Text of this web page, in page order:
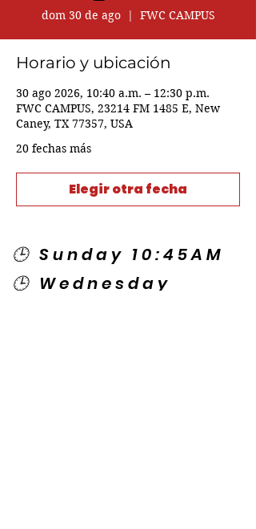
dom 30 de ago
  |
FWC CAMPUS
Horario y ubicación
30 ago 2026, 10:40 a.m. – 12:30 p.m.
FWC CAMPUS, 23214 FM 1485 E, New
Caney, TX 77357, USA
20 fechas más
Elegir otra fecha
🕒 Sunday 10:45AM
🕒 Wednesday